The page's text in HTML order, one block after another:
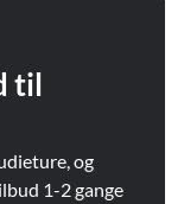
til
og
1-2 gange